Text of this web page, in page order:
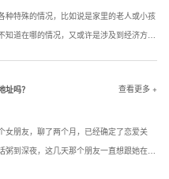
种特殊的情况，比如说是家里的老人或小孩
知道在哪的情况，又或许是涉及到经济方面
址吗？
查看更多 +
女朋友，聊了两个月，已经确定了恋爱关
粥到深夜，这几天那个朋友一直想跟她在现